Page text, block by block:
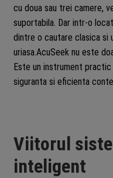
cu doua sau trei camere,
suportabila. Dar intr-o
dintre o cautare clasica si
uriasa.AcuSeek nu este
Este un instrument
siguranta si eficienta
Viitorul
inteligent